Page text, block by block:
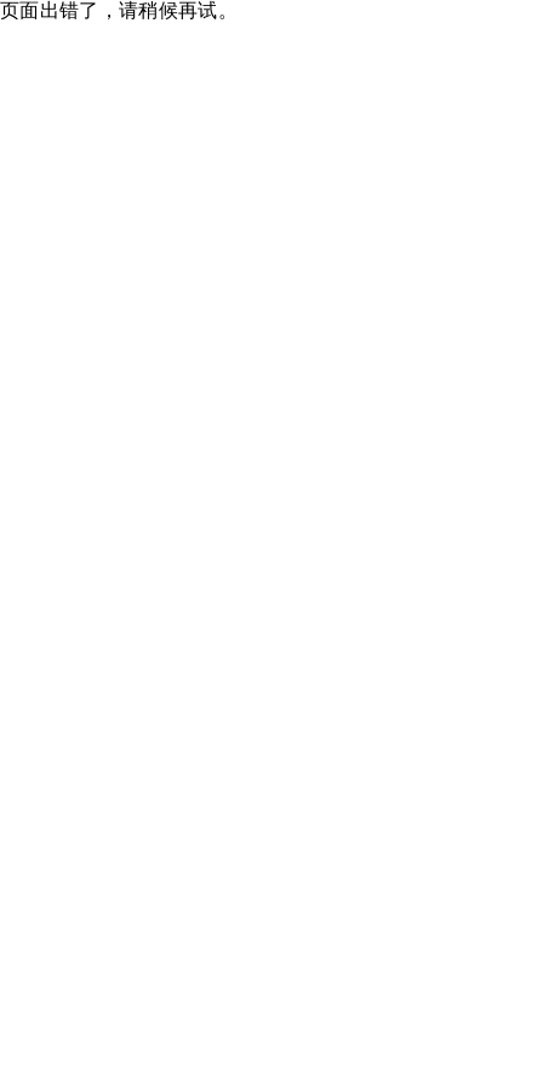
页面出错了，请稍候再试。